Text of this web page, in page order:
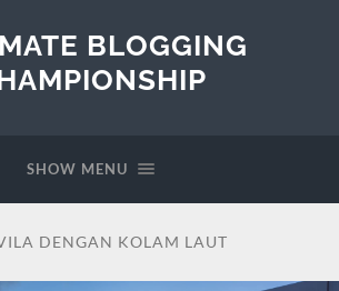
BLOGGING
SHOW MENU
DENGAN KOLAM LAUT